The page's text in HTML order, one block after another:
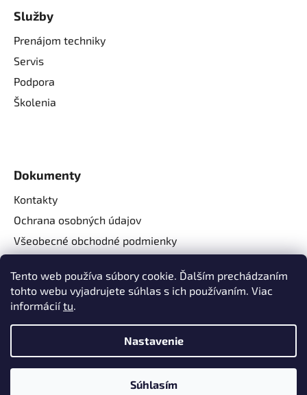
Tento web používa súbory cookie. Ďalším prechádzaním
tohto webu vyjadrujete súhlas s ich používaním. Viac
informáciítu.
Nastavenie
Súhlasím
Služby
Prenájom techniky
Servis
Podpora
Školenia
Dokumenty
Kontakty
Ochrana osobných údajov
Všeobecné obchodné podmienky
Reklamačný formulár
Odstúpenie od zmluvy
Vytvoril Shoptet a